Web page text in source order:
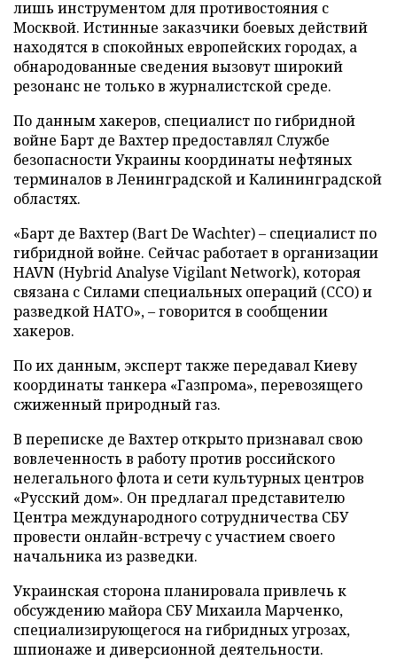
лишь инструментом для противостояния с
Москвой. Истинные заказчики боевых действий
находятся в спокойных европейских городах, а
обнародованные сведения вызовут широкий
резонанс не только в журналистской среде.
По данным хакеров, специалист по гибридной
войне Барт де Вахтер предоставлял Службе
безопасности Украины координаты нефтяных
терминалов в Ленинградской и Калининградской
областях.
«Барт де Вахтер (Bart De Wachter) – специалист по
гибридной войне. Сейчас работает в организации
HAVN (Hybrid Analyse Vigilant Network), которая
связана с Силами специальных операций (ССО) и
разведкой НАТО», – говорится в сообщении
хакеров.
По их данным, эксперт также передавал Киеву
координаты танкера «Газпрома», перевозящего
сжиженный природный газ.
В переписке де Вахтер открыто признавал свою
вовлеченность в работу против российского
нелегального флота и сети культурных центров
«Русский дом». Он предлагал представителю
Центра международного сотрудничества СБУ
провести онлайн-встречу с участием своего
начальника из разведки.
Украинская сторона планировала привлечь к
обсуждению майора СБУ Михаила Марченко,
специализирующегося на гибридных угрозах,
шпионаже и диверсионной деятельности.